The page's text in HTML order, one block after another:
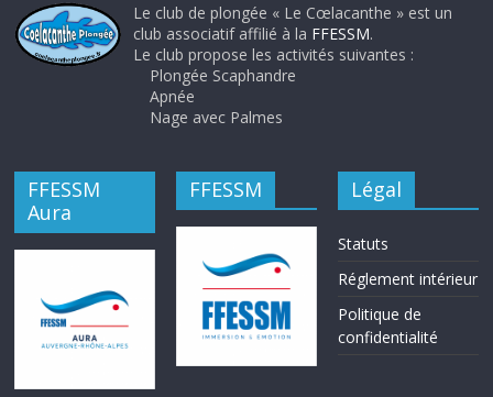
Le club de plongée « Le Cœlacanthe » est un
club associatif affilié à la FFESSM.
Le club propose les activités suivantes :
Plongée Scaphandre
Apnée
Nage avec Palmes
FFESSM
Aura
FFESSM Légal
Statuts
Réglement intérieur
Politique de
confidentialité